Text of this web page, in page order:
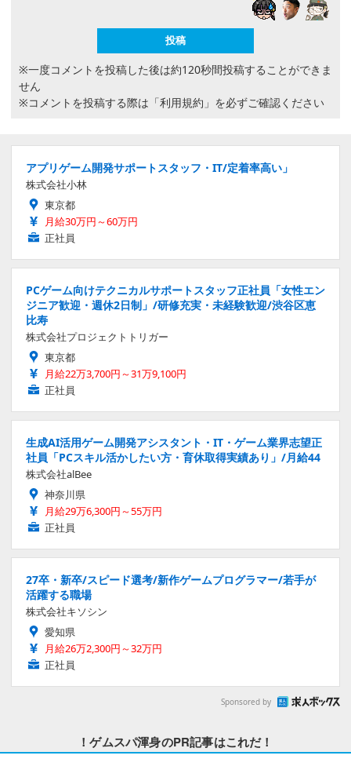
※一度コメントを投稿した後は約120秒間投稿することができま
せん
※コメントを投稿する際は 「利用規約」 を必ずご確認ください
アプリゲーム開発サポートスタッフ・IT/定着率高い」
株式会社小林
東京都
月給30万円～60万円
正社員
PCゲーム向けテクニカルサポートスタッフ正社員「女性エン
ジニア歓迎・週休2日制」/研修充実・未経験歓迎/渋谷区恵
比寿
株式会社プロジェクトトリガー
東京都
月給22万3,700円～31万9,100円
正社員
生成AI活用ゲーム開発アシスタント・IT・ゲーム業界志望正
社員「PCスキル活かしたい方・育休取得実績あり」/月給44
株式会社alBee
神奈川県
月給29万6,300円～55万円
正社員
27卒・新卒/スピード選考/新作ゲームプログラマー/若手が
活躍する職場
株式会社キソシン
愛知県
月給26万2,300円～32万円
正社員
Sponsored by
！ゲムスパ渾身のPR記事はこれだ！